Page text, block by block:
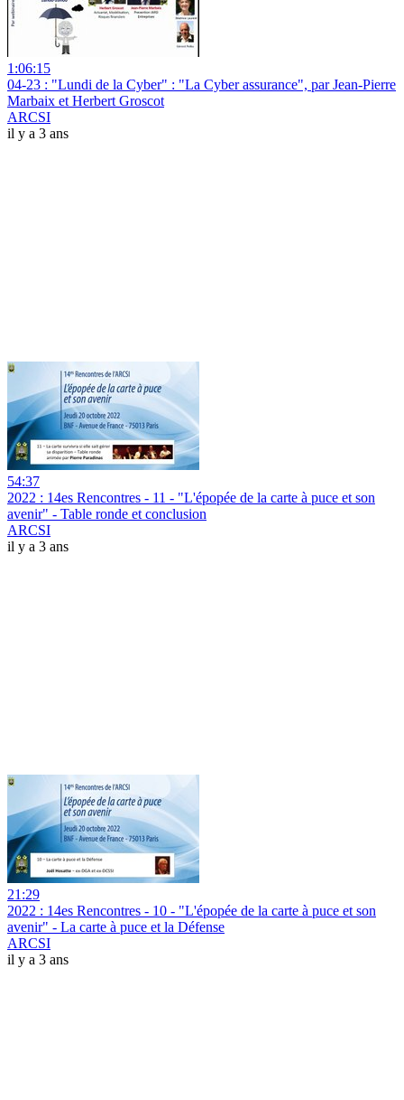
1:06:15
04-23 : "Lundi de la Cyber" : "La Cyber assurance", par Jean-Pierre
Marbaix et Herbert Groscot
ARCSI
il y a 3 ans
54:37
2022 : 14es Rencontres - 11 - "L'épopée de la carte à puce et son
avenir" - Table ronde et conclusion
ARCSI
il y a 3 ans
21:29
2022 : 14es Rencontres - 10 - "L'épopée de la carte à puce et son
avenir" - La carte à puce et la Défense
ARCSI
il y a 3 ans